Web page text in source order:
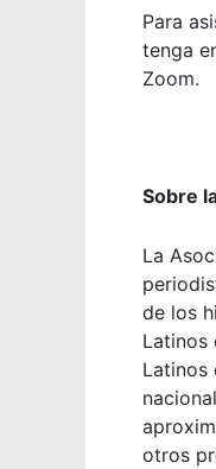
Para
tenga
Zoom.
Sobre
La
de los
Latinos
Latinos
otros